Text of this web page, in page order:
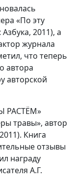
«По эту
2011), а
журнала
что теперь
автора
авторской
РАСТЁМ»
травы», автор
Книга
отзывы
награду
А.Г.